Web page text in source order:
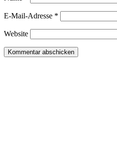
E-Mail-Adresse *
Website